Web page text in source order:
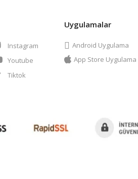
Instagram
Youtube
Tiktok
Uygulamalar
Android Uygulama
App Store Uygulama